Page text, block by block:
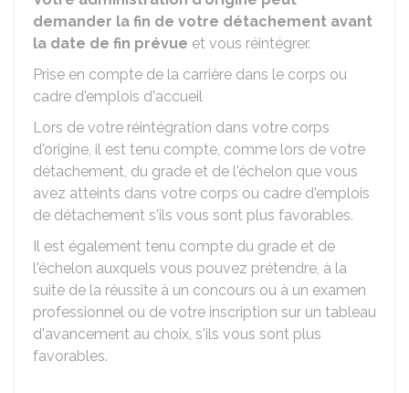
demander la fin de votre détachement avant
la date de fin prévue et vous réintégrer.
Prise en compte de la carrière dans le corps ou
cadre d'emplois d'accueil
Lors de votre réintégration dans votre corps
d'origine, il est tenu compte, comme lors de votre
détachement, du grade et de l'échelon que vous
avez atteints dans votre corps ou cadre d'emplois
de détachement s'ils vous sont plus favorables.
Il est également tenu compte du grade et de
l'échelon auxquels vous pouvez prétendre, à la
suite de la réussite à un concours ou à un examen
professionnel ou de votre inscription sur un tableau
d'avancement au choix, s'ils vous sont plus
favorables.